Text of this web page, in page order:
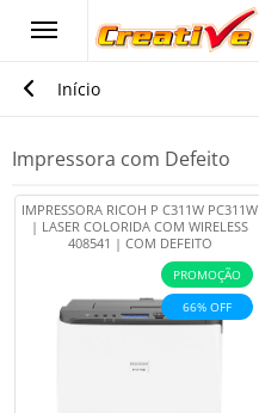
Início
Impressora com Defeito
IMPRESSORA RICOH P C311W PC311W
| LASER COLORIDA COM WIRELESS
408541 | COM DEFEITO
PROMOÇÃO
66% OFF